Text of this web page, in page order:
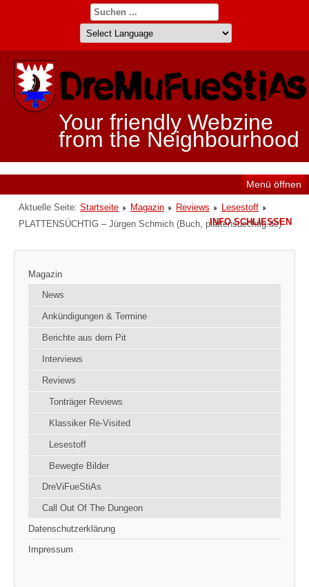
Your friendly Webzine
from the Neighbourhood
Menü öffnen
Aktuelle Seite: Startseite Magazin Reviews
Lesestoff
PLATTENSÜCHTIG – Jürgen Schmich (Buch, plattensuechtig.de)
Magazin
News
Ankündigungen & Termine
Berichte aus dem Pit
Interviews
Reviews
Tonträger Reviews
Klassiker Re-Visited
Lesestoff
Bewegte Bilder
DreViFueStiAs
Call Out Of The Dungeon
Datenschutzerklärung
Impressum
INFO SCHLIESSEN